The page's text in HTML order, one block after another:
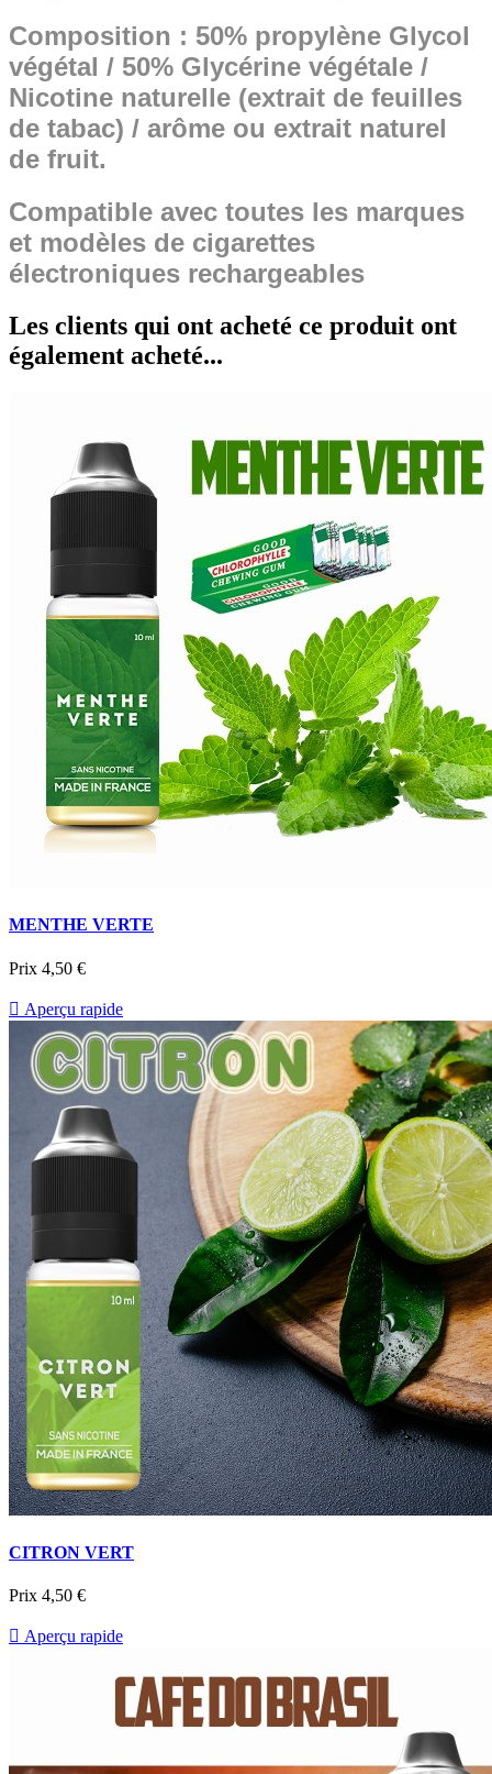
Composition : 50% propylène Glycol
végétal / 50% Glycérine végétale /
Nicotine naturelle (extrait de feuilles
de tabac) / arôme ou extrait naturel
de fruit.
Compatible avec toutes les marques
et modèles de cigarettes
électroniques rechargeables
Les clients qui ont acheté ce produit ont
également acheté...
MENTHE VERTE
Prix 4,50 €
 Aperçu rapide
CITRON VERT
Prix 4,50 €
 Aperçu rapide